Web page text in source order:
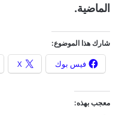
الماضية.
شارك هذا الموضوع:
فيس بوك X
معجب بهذه: